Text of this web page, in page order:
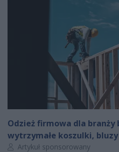
Odzież firmowa dla branży
wytrzymałe koszulki,
Autor artykułu:
Artykuł sponsorowany